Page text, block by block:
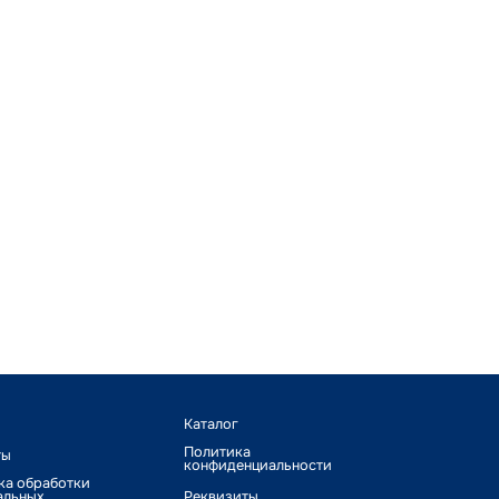
обработки
Каталог
Политика
конфиденциальности